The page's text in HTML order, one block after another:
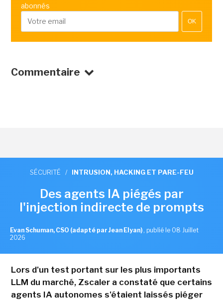
abonnés
OK
Commentaire
SÉCURITÉ / INTRUSION, HACKING ET PARE-FEU
Des agents IA piégés par
l'injection indirecte de prompts
Evan Schuman, CSO (adapté par Jean Elyan) , publié le 08 Juillet
2026
Lors d'un test portant sur les plus importants
LLM du marché, Zscaler a constaté que certains
agents IA autonomes s'étaient laissés piéger